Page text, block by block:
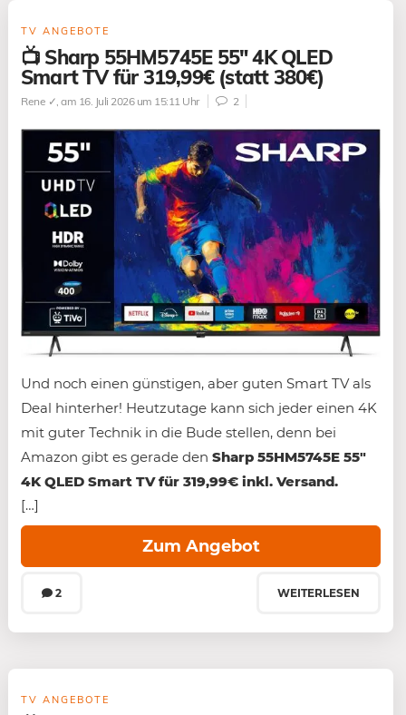
TV ANGEBOTE
📺 Sharp 55HM5745E 55″ 4K QLED
Smart TV für 319,99€ (statt 380€)
Rene ✓ , am 16. Juli 2026 um 15:11 Uhr 2
Und noch einen günstigen, aber guten Smart TV als
Deal hinterher! Heutzutage kann sich jeder einen 4K
mit guter Technik in die Bude stellen, denn bei
Amazon gibt es gerade den Sharp 55HM5745E 55″
4K QLED Smart TV für 319,99€ inkl. Versand.
[…]
2
Zum Angebot
WEITERLESEN
TV ANGEBOTE